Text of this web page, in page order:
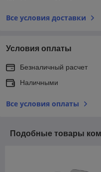
Все условия доставки
Условия оплаты
Безналичный расчет
Наличными
Все условия оплаты
Подобные товары